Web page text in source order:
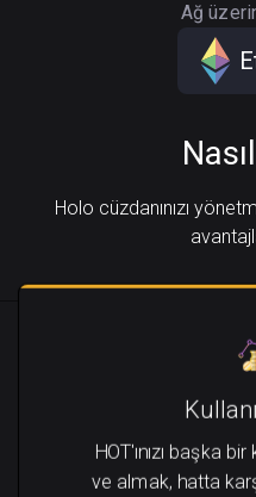
Ağ
Holo cüzdanınızı
HOT'ınızı başka
ve almak, hatta